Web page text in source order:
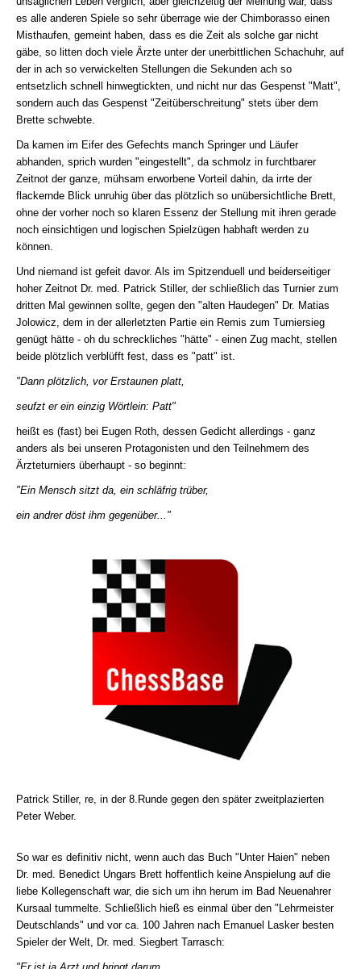
es alle anderen Spiele so sehr überrage wie der Chimborasso einen
Misthaufen, gemeint haben, dass es die Zeit als solche gar nicht
gäbe, so litten doch viele Ärzte unter der unerbittlichen Schachuhr, auf
der in ach so verwickelten Stellungen die Sekunden ach so
entsetzlich schnell hinwegtickten, und nicht nur das Gespenst "Matt",
sondern auch das Gespenst "Zeitüberschreitung" stets über dem
Brette schwebte.
Da kamen im Eifer des Gefechts manch Springer und Läufer
abhanden, sprich wurden "eingestellt", da schmolz in furchtbarer
Zeitnot der ganze, mühsam erworbene Vorteil dahin, da irrte der
flackernde Blick unruhig über das plötzlich so unübersichtliche Brett,
ohne der vorher noch so klaren Essenz der Stellung mit ihren gerade
noch einsichtigen und logischen Spielzügen habhaft werden zu
können.
Und niemand ist gefeit davor. Als im Spitzenduell und beiderseitiger
hoher Zeitnot Dr. med. Patrick Stiller, der schließlich das Turnier zum
dritten Mal gewinnen sollte, gegen den "alten Haudegen" Dr. Matias
Jolowicz, dem in der allerletzten Partie ein Remis zum Turniersieg
genügt hätte - oh du schreckliches "hätte" - einen Zug macht, stellen
beide plötzlich verblüfft fest, dass es "patt" ist.
"Dann plötzlich, vor Erstaunen platt,
seufzt er ein einzig Wörtlein: Patt"
heißt es (fast) bei Eugen Roth, dessen Gedicht allerdings - ganz
anders als bei unseren Protagonisten und den Teilnehmern des
Ärzteturniers überhaupt - so beginnt:
"Ein Mensch sitzt da, ein schläfrig trüber,
ein andrer döst ihm gegenüber..."
Patrick Stiller, re, in der 8.Runde gegen den später zweitplazierten
Peter Weber.
So war es definitiv nicht, wenn auch das Buch "Unter Haien" neben
Dr. med. Benedict Ungars Brett hoffentlich keine Anspielung auf die
liebe Kollegenschaft war, die sich um ihn herum im Bad Neuenahrer
Kursaal tummelte. Schließlich hieß es einmal über den "Lehrmeister
Deutschlands" und vor ca. 100 Jahren nach Emanuel Lasker besten
Spieler der Welt, Dr. med. Siegbert Tarrasch: